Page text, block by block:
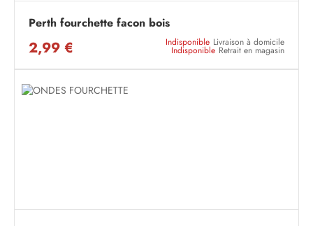
Perth fourchette facon bois
2,99 € Indisponible Livraison à domicile
Indisponible Retrait en magasin